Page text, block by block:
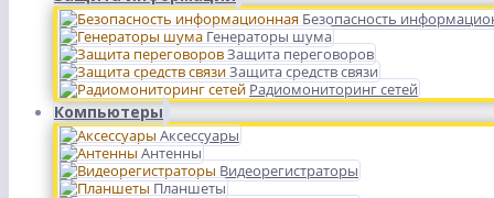
Безопасность
Генераторы шума
Защита переговоров
Защита средств связи
Радиомониторинг сетей
Компьютеры
Аксессуары
Антенны
Видеорегистраторы
Планшеты